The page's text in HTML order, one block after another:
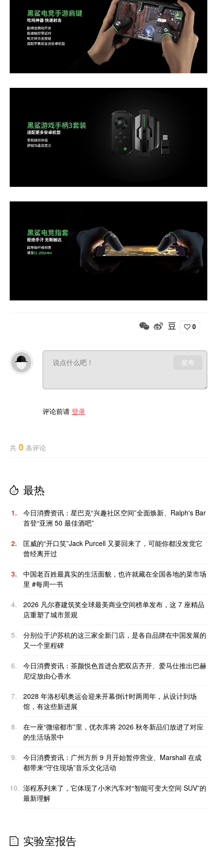
0
发布
评论前请 登录
共 0 条评论
最热
1.
今日消费资讯：星巴克“兴趣社区空间”全面焕新、Ralph's Bar
首登“亚洲 50 最佳酒吧”
2.
匡威的“开口笑”Jack Purcell 又要回来了，可能你都没发觉它
曾经离开过
3.
中国老百姓最真实的生活面貌，也许就藏在全国各地的菜市场
里 #每周一书
4.
2026 凡尔赛建筑奖全球最美商业空间榜单发布，这 7 座精品
店重塑了城市景观
5.
分别位于沪苏杭的这三家全新门店，是各自品牌在中国发展的
又一个里程碑
6.
今日消费资讯：茶颜悦色首进合肥双店齐开、爱马仕推出巴赫
尼绽放由心香水
7.
2028 年洛杉矶奥运会迎来开幕倒计时两周年，从设计到场
馆，有这些新进展
8.
在一座“微缩都市”里，优衣库将 2026 秋冬新品们放进了对应
的生活场景中
9.
今日消费资讯：广州方所 9 月开始暂停营业、Marshall 在成
都带来“守住现场”音乐文化活动
10. 澎程系列来了，它体现了小米汽车对“智能可变大空间 SUV”的
最新理解
实验室报告